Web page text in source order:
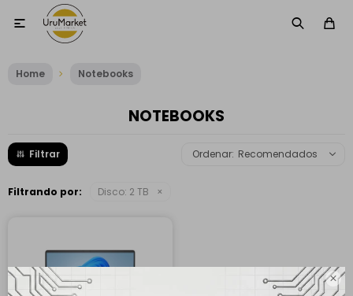


Home Notebooks
NOTEBOOKS
Recomendados
Filtrando por: Disco: 2 TB